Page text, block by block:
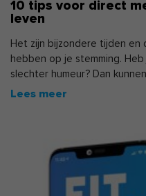
10 tips voor direct
leven
Het zijn bijzondere tijden
hebben op je stemming.
slechter humeur? Dan